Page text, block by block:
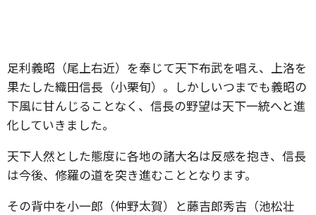
足利義昭（尾上右近）を奉じて天下布武を唱え、上洛を
果たした織田信長（小栗旬）。しかしいつまでも義昭の
下風に甘んじることなく、信長の野望は天下一統へと進
化していきました。
天下人然とした態度に各地の諸大名は反感を抱き、信長
は今後、修羅の道を突き進むこととなります。
その背中を小一郎（仲野太賀）と藤吉郎秀吉（池松壮